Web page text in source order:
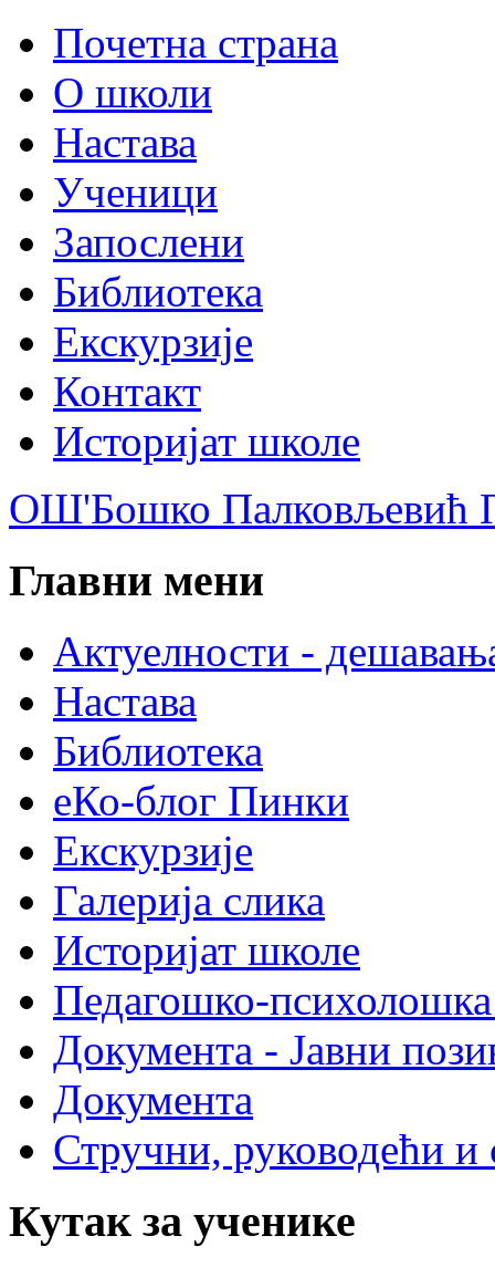
Почетна страна
О школи
Настава
Ученици
Запослени
Библиотека
Екскурзије
Контакт
Историјат школе
ОШ'Бошко Палковљевић
Главни мени
Актуелности -
Настава
Библиотека
еКо-блог Пинки
Екскурзије
Галерија слика
Историјат школе
Педагошко-психолошка
Документа - Јавни
Документа
Стручни, руководећи и
Кутак за ученике